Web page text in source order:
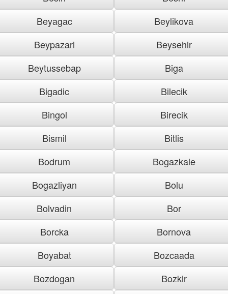
Beyagac
Beylikova
Beypazari
Beysehir
Beytussebap
Biga
Bigadic
Bilecik
Bingol
Birecik
Bismil
Bitlis
Bodrum
Bogazkale
Bogazliyan
Bolu
Bolvadin
Bor
Borcka
Bornova
Boyabat
Bozcaada
Bozdogan
Bozkir